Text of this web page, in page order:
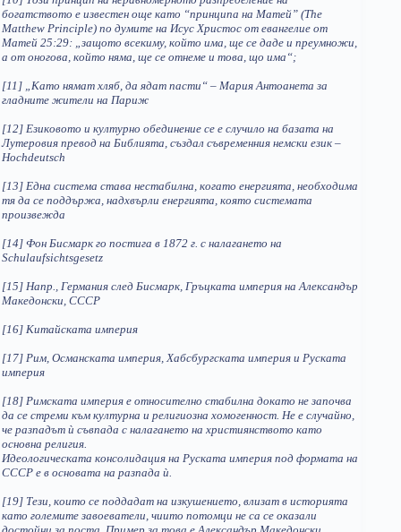
богатството е известен още като “принципа на Матей” (The
Matthew Principle) по думите на Исус Христос от евангелие от
Матей 25:29: „защото всекиму, който има, ще се даде и преумножи,
а от оногова, който няма, ще се отнеме и това, що има“;
[11] „Като нямат хляб, да ядат пасти“ – Мария Антоанета за
гладните жители на Париж
[12] Езиковото и културно обединение се е случило на базата на
Лутеровия превод на Библията, създал съвременния немски език –
Hochdeutsch
[13] Една система става нестабилна, когато енергията, необходима
тя да се поддържа, надхвърли енергията, която системата
произвежда
[14] Фон Бисмарк го постига в 1872 г. с налагането на
Schulaufsichtsgesetz
[15] Напр., Германия след Бисмарк, Гръцката империя на Александър
Македонски, СССР
[16] Китайската империя
[17] Рим, Османската империя, Хабсбургската империя и Руската
империя
[18] Римската империя е относително стабилна докато не започва
да се стреми към културна и религиозна хомогенност. Не е случайно,
че разпадът ѝ съвпада с налагането на християнството като
основна религия.
Идеологическата консолидация на Руската империя под формата на
СССР е в основата на разпада ѝ.
[19] Тези, които се поддадат на изкушението, влизат в историята
като големите завоеватели, чиито потомци не са се оказали